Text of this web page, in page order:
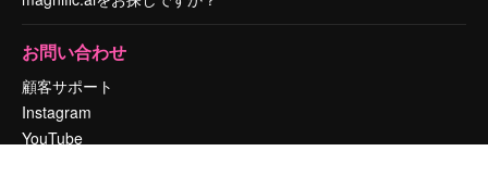
お問い合わせ
顧客サポート
Instagram
YouTube